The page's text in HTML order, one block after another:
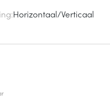
Horizontaal/Verticaal